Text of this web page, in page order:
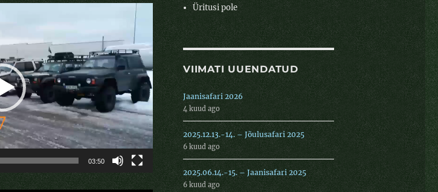
03:50
Üritusi pole
VIIMATI UUENDATUD
Jaanisafari 2026
4 kuud ago
2025.12.13.-14. – Jõulusafari 2025
6 kuud ago
2025.06.14.-15. – Jaanisafari 2025
6 kuud ago